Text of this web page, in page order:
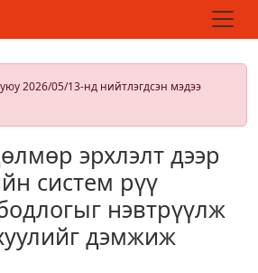
2026/05/13-нд нийтлэгдсэн мэдээ
эрхлэлт дээр
систем рүү
нэвтрүүлж
дэмжиж